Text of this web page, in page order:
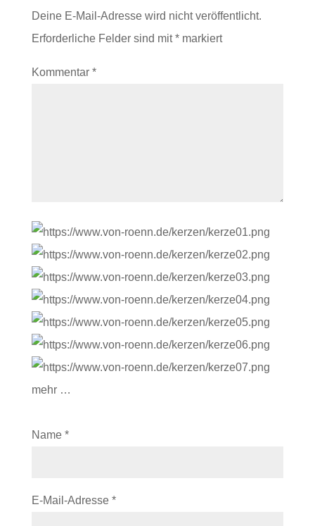
Deine E-Mail-Adresse wird nicht veröffentlicht.
Erforderliche Felder sind mit*markiert
Kommentar *
mehr …
Name *
E-Mail-Adresse *